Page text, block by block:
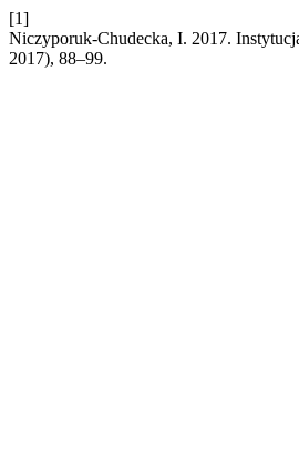
[1]
Niczyporuk-Chudecka, I. 2017.
2017), 88–99.